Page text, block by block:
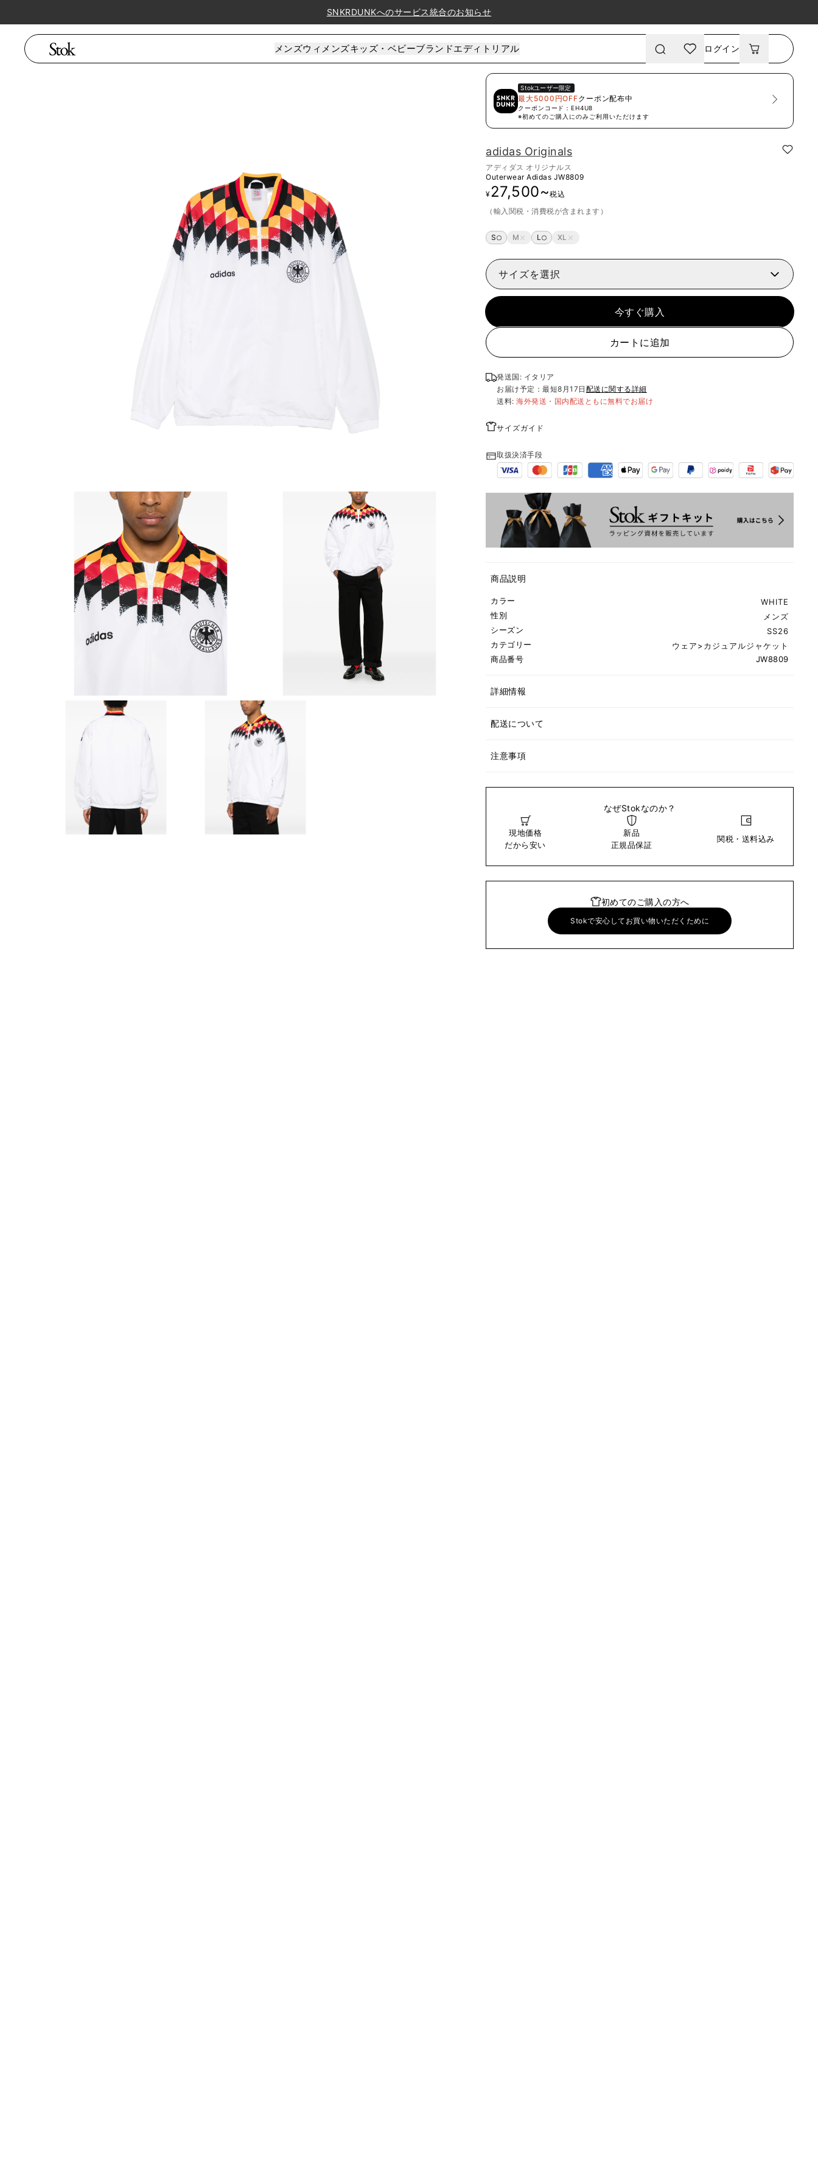
SNKRDUNKへのサービス統合のお知らせ
メンズウィメンズキッズ・ベビーブランドエディトリアル ログイン
Stokユーザー限定
最大5000円OFFクーポン配布中
クーポンコード： EH4U8
※初めてのご購入にのみご利用いただけます
adidas Originals
アディダス オリジナルス
Outerwear Adidas JW8809
¥27,500~税込
（輸入関税・消費税が含まれます）
S M L XL
サイズを選択
今すぐ購入
カートに追加
発送国: イタリア
お届け予定：最短8月17日 配送に関する詳細
送料:海外発送・国内配送ともに無料でお届け
サイズガイド
取扱決済手段
商品説明
カラー
WHITE
性別
メンズ
シーズン
SS26
カテゴリー
ウェア>カジュアルジャケット
商品番号
JW8809
詳細情報
配送について
注意事項
なぜStokなのか？
現地価格
だから安い
新品
正規品保証
関税・送料込み
初めてのご購入の方へ
Stokで安心してお買い物いただくために